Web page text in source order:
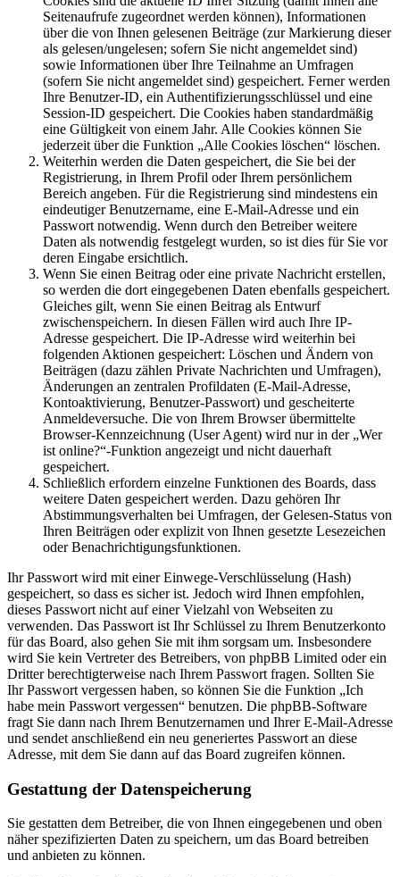
Seitenaufrufe zugeordnet werden können), Informationen
über die von Ihnen gelesenen Beiträge (zur Markierung dieser
als gelesen/ungelesen; sofern Sie nicht angemeldet sind)
sowie Informationen über Ihre Teilnahme an Umfragen
(sofern Sie nicht angemeldet sind) gespeichert. Ferner werden
Ihre Benutzer-ID, ein Authentifizierungsschlüssel und eine
Session-ID gespeichert. Die Cookies haben standardmäßig
eine Gültigkeit von einem Jahr. Alle Cookies können Sie
jederzeit über die Funktion „Alle Cookies löschen“ löschen.
Weiterhin werden die Daten gespeichert, die Sie bei der
Registrierung, in Ihrem Profil oder Ihrem persönlichem
Bereich angeben. Für die Registrierung sind mindestens ein
eindeutiger Benutzername, eine E-Mail-Adresse und ein
Passwort notwendig. Wenn durch den Betreiber weitere
Daten als notwendig festgelegt wurden, so ist dies für Sie vor
deren Eingabe ersichtlich.
Wenn Sie einen Beitrag oder eine private Nachricht erstellen,
so werden die dort eingegebenen Daten ebenfalls gespeichert.
Gleiches gilt, wenn Sie einen Beitrag als Entwurf
zwischenspeichern. In diesen Fällen wird auch Ihre IP-
Adresse gespeichert. Die IP-Adresse wird weiterhin bei
folgenden Aktionen gespeichert: Löschen und Ändern von
Beiträgen (dazu zählen Private Nachrichten und Umfragen),
Änderungen an zentralen Profildaten (E-Mail-Adresse,
Kontoaktivierung, Benutzer-Passwort) und gescheiterte
Anmeldeversuche. Die von Ihrem Browser übermittelte
Browser-Kennzeichnung (User Agent) wird nur in der „Wer
ist online?“-Funktion angezeigt und nicht dauerhaft
gespeichert.
Schließlich erfordern einzelne Funktionen des Boards, dass
weitere Daten gespeichert werden. Dazu gehören Ihr
Abstimmungsverhalten bei Umfragen, der Gelesen-Status von
Ihren Beiträgen oder explizit von Ihnen gesetzte Lesezeichen
oder Benachrichtigungsfunktionen.
Ihr Passwort wird mit einer Einwege-Verschlüsselung (Hash)
gespeichert, so dass es sicher ist. Jedoch wird Ihnen empfohlen,
dieses Passwort nicht auf einer Vielzahl von Webseiten zu
verwenden. Das Passwort ist Ihr Schlüssel zu Ihrem Benutzerkonto
für das Board, also gehen Sie mit ihm sorgsam um. Insbesondere
wird Sie kein Vertreter des Betreibers, von phpBB Limited oder ein
Dritter berechtigterweise nach Ihrem Passwort fragen. Sollten Sie
Ihr Passwort vergessen haben, so können Sie die Funktion „Ich
habe mein Passwort vergessen“ benutzen. Die phpBB-Software
fragt Sie dann nach Ihrem Benutzernamen und Ihrer E-Mail-Adresse
und sendet anschließend ein neu generiertes Passwort an diese
Adresse, mit dem Sie dann auf das Board zugreifen können.
Gestattung der Datenspeicherung
Sie gestatten dem Betreiber, die von Ihnen eingegebenen und oben
näher spezifizierten Daten zu speichern, um das Board betreiben
und anbieten zu können.